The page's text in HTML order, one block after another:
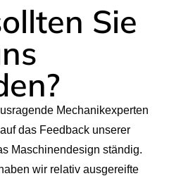
Sie
Mechanikexperten
das Feedback unserer
Maschinendesign ständig.
wir relativ ausgereifte